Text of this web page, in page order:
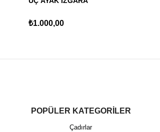
₺1.000,00
POPÜLER KATEGORİLER
Çadırlar